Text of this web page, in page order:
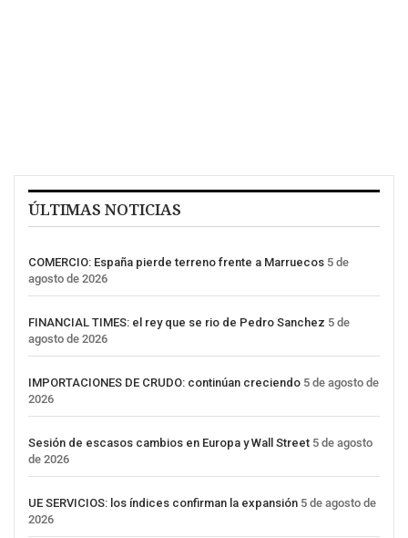
ÚLTIMAS NOTICIAS
COMERCIO: España pierde terreno frente a Marruecos 5 de
agosto de 2026
FINANCIAL TIMES: el rey que se rio de Pedro Sanchez 5 de
agosto de 2026
IMPORTACIONES DE CRUDO: continúan creciendo 5 de agosto de
2026
Sesión de escasos cambios en Europa y Wall Street 5 de agosto
de 2026
UE SERVICIOS: los índices confirman la expansión 5 de agosto de
2026